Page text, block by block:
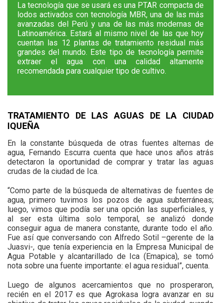
La tecnología que se usará es una PTAR compacta de
lodos activados con tecnología MBR, una de las más
avanzadas del Perú y una de las más modernas de
Latinoamérica. Estará al mismo nivel de las que hoy
cuentan las 12 plantas de tratamiento residual más
grandes del mundo. Este tipo de tecnología permite
extraer el agua con una calidad altamente
recomendada para cualquier tipo de cultivo.
TRATAMIENTO DE LAS AGUAS DE LA CIUDAD
IQUEÑA
En la constante búsqueda de otras fuentes alternas de
agua, Fernando Escurra cuenta que hace unos años atrás
detectaron la oportunidad de comprar y tratar las aguas
crudas de la ciudad de Ica.
“Como parte de la búsqueda de alternativas de fuentes de
agua, primero tuvimos los pozos de agua subterráneas;
luego, vimos que podía ser una opción las superficiales, y
al ser esta última solo temporal, se analizó donde
conseguir agua de manera constante, durante todo el año.
Fue así que conversando con Alfredo Sotil –gerente de la
Juasvi-, que tenía experiencia en la Empresa Municipal de
Agua Potable y alcantarillado de Ica (Emapica), se tomó
nota sobre una fuente importante: el agua residual”, cuenta.
Luego de algunos acercamientos que no prosperaron,
recién en el 2017 es que Agrokasa logra avanzar en su